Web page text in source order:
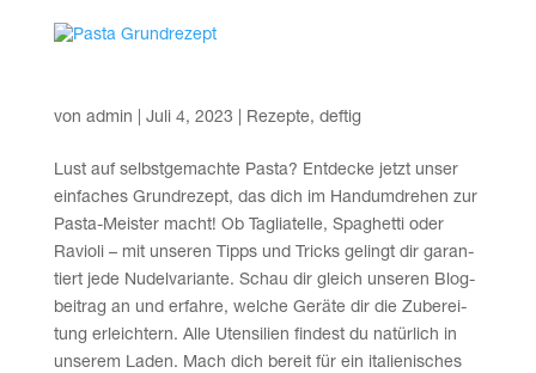
von admin Juli 4, 2023 Rezepte, deftig
Lust auf selbst­ge­mach­te Pas­ta? Ent­de­cke jetzt unser
ein­fa­ches Grund­re­zept, das dich im Hand­um­dre­hen zur
Pas­ta-Meis­ter macht! Ob Taglia­tel­le, Spa­ghet­ti oder
Ravio­li – mit unse­ren Tipps und Tricks gelingt dir garan­
tiert jede Nudel­va­ri­an­te. Schau dir gleich unse­ren Blog­
bei­trag an und erfah­re, wel­che Gerä­te dir die Zube­rei­
tung erleich­tern. Alle Uten­si­li­en fin­dest du natür­lich in
unse­rem Laden. Mach dich bereit für ein ita­lie­ni­sches